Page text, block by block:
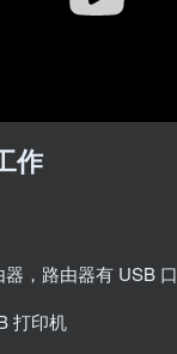
作
，路由器有 USB 口
打印机